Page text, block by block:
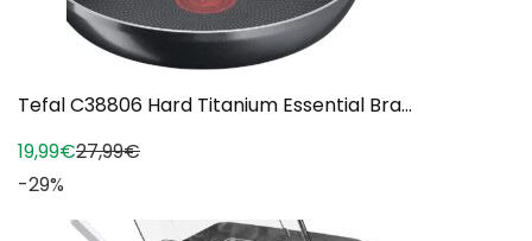
Tefal C38806 Hard Titanium Essential Bra...
19,99€27,99€
-29%